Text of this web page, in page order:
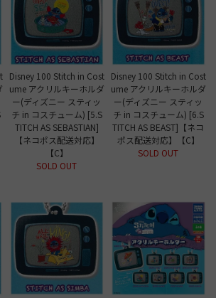
Disney 100 Stitch in Cost
ume アクリルキーホルダ
ー(ディズニー スティッ
チ in コスチューム) [5.S
TITCH AS SEBASTIAN]
【ネコポス配送対応】
【C】
SOLD OUT
Disney 100 Stitch in Cost
ume アクリルキーホルダ
ー(ディズニー スティッ
チ in コスチューム) [6.S
TITCH AS BEAST]【ネコ
ポス配送対応】【C】
SOLD OUT